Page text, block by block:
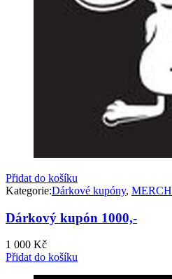
Přidat do košíku
Kategorie:Dárkové kupóny, MERCH
Dárkový kupón 1000,-
1 000 Kč
Přidat do košíku